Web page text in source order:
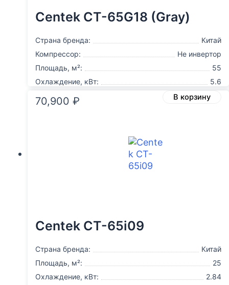
Centek CT-65G18 (Gray)
Страна бренда:
Китай
Компрессор:
Не инвертор
Площадь, м²:
55
Охлаждение, кВт:
5.6
70,900 ₽ В корзину
Centek CT-65i09
Страна бренда:
Китай
Площадь, м²:
25
Охлаждение, кВт:
2.84